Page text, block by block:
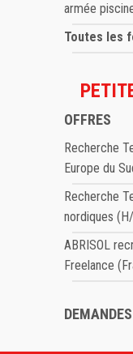
armée
Toutes les
OFFRES
Recherche
Europe du
Recherche
nordiques
ABRISOL
Freelance
DEMANDES